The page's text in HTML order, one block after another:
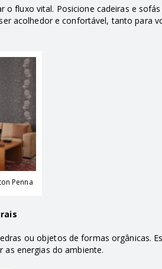
fluxo vital. Posicione cadeiras e
acolhedor e confortável, tanto para
Penna
ou objetos de formas orgânicas.
as energias do ambiente.